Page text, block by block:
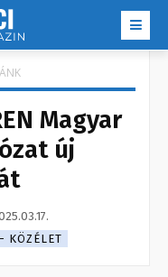
Magyar
új
KÖZÉLET